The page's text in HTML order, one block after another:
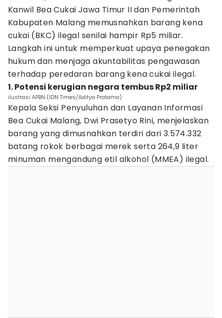
Kanwil Bea Cukai Jawa Timur II dan Pemerintah
Kabupaten Malang memusnahkan barang kena
cukai (BKC) ilegal senilai hampir Rp5 miliar.
Langkah ini untuk memperkuat upaya penegakan
hukum dan menjaga akuntabilitas pengawasan
terhadap peredaran barang kena cukai ilegal.
1. Potensi kerugian negara tembus Rp2 miliar
ilustrasi APBN (IDN Times/Aditya Pratama)
Kepala Seksi Penyuluhan dan Layanan Informasi
Bea Cukai Malang, Dwi Prasetyo Rini, menjelaskan
barang yang dimusnahkan terdiri dari 3.574.332
batang rokok berbagai merek serta 264,9 liter
minuman mengandung etil alkohol (MMEA) ilegal.